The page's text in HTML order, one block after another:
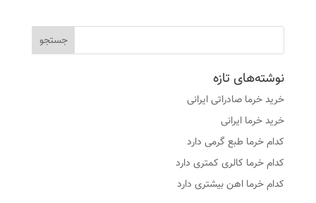
نوشته‌های تازه
خرید خرما صادراتی ایرانی
خرید خرما ایرانی
کدام خرما طبع گرمی دارد
کدام خرما کالری کمتری دارد
کدام خرما اهن بیشتری دارد